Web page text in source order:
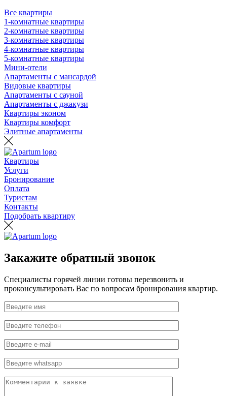
Все квартиры
1-комнатные квартиры
2-комнатные квартиры
3-комнатные квартиры
4-комнатные квартиры
5-комнатные квартиры
Мини-отели
Апартаменты с мансардой
Видовые квартиры
Апартаменты с сауной
Апартаменты с джакузи
Квартиры эконом
Квартиры комфорт
Элитные апартаменты
Квартиры
Услуги
Бронирование
Оплата
Туристам
Контакты
Подобрать квартиру
Закажите обратный звонок
Специалисты горячей линии готовы перезвонить и
проконсультировать Вас по вопросам бронирования квартир.